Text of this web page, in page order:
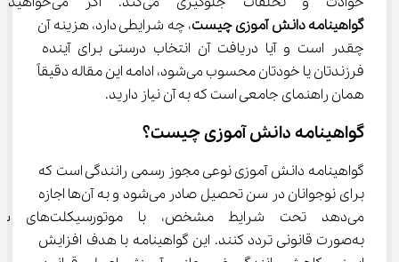
گواهینامه دانش آموزی چیست، چه شرایطی دارد، هزینه آن
چقدر است و آیا دریافت آن انتخاب درستی برای آینده
فرزندتان یا خودتان محسوب می‌شود، ادامه این مقاله دقیقاً
همان راهنمای جامعی است که به آن نیاز دارید.
گواهینامه دانش آموزی چیست؟
گواهینامه دانش آموزی نوعی مجوز رسمی رانندگی است که
برای نوجوانان در سن تحصیل صادر می‌شود و به آن‌ها اجازه
می‌دهد تحت شرایط مشخص، با
به‌صورت قانونی تردد کنند. این گواهینامه با هدف افزایش